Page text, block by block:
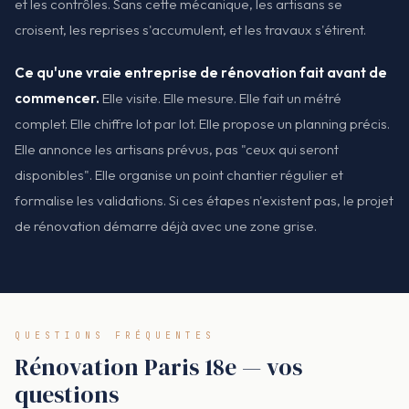
et les contrôles. Sans cette mécanique, les artisans se
croisent, les reprises s'accumulent, et les travaux s'étirent.
Ce qu'une vraie entreprise de rénovation fait avant de
commencer. Elle visite. Elle mesure. Elle fait un métré
complet. Elle chiffre lot par lot. Elle propose un planning précis.
Elle annonce les artisans prévus, pas "ceux qui seront
disponibles". Elle organise un point chantier régulier et
formalise les validations. Si ces étapes n'existent pas, le projet
de rénovation démarre déjà avec une zone grise.
QUESTIONS FRÉQUENTES
Rénovation Paris 18e — vos
questions